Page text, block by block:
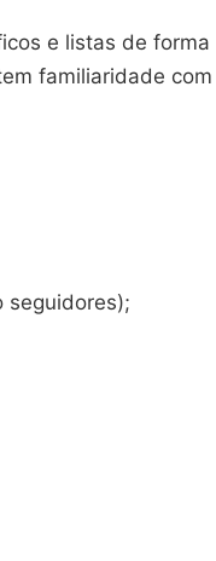
e listas de forma
familiaridade com
seguidores);